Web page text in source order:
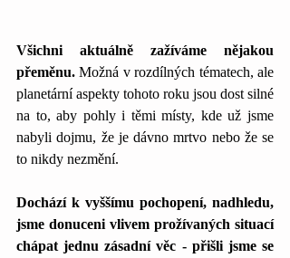
Všichni aktuálně zažíváme nějakou
přeměnu. Možná v rozdílných tématech, ale
planetární aspekty tohoto roku jsou dost silné
na to, aby pohly i těmi místy, kde už jsme
nabyli dojmu, že je dávno mrtvo nebo že se
to nikdy nezmění.
Dochází k vyššímu pochopení, nadhledu,
jsme donuceni vlivem prožívaných situací
chápat jednu zásadní věc - přišli jsme se